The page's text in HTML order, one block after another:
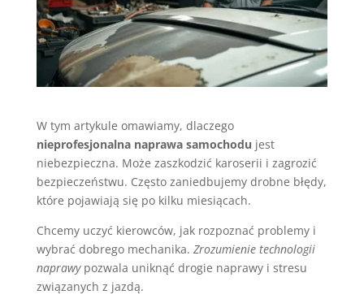
W tym artykule omawiamy, dlaczego
nieprofesjonalna naprawa samochodu jest
niebezpieczna. Może zaszkodzić karoserii i zagrozić
bezpieczeństwu. Często zaniedbujemy drobne błędy,
które pojawiają się po kilku miesiącach.
Chcemy uczyć kierowców, jak rozpoznać problemy i
wybrać dobrego mechanika. Zrozumienie technologii
naprawypozwala uniknąć drogie naprawy i stresu
związanych z jazdą.